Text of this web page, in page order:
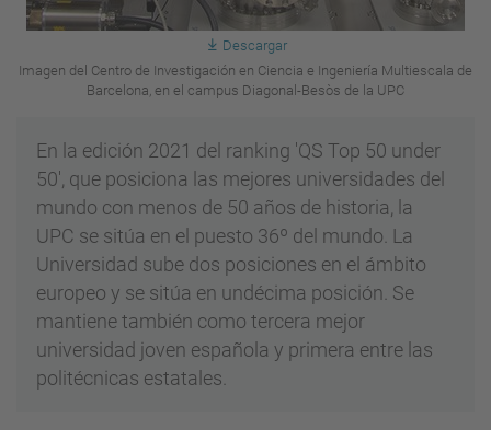
Descargar
Imagen del Centro de Investigación en Ciencia e Ingeniería Multiescala de
Barcelona, en el campus Diagonal-Besòs de la UPC
En la edición 2021 del ranking 'QS Top 50 under
50', que posiciona las mejores universidades del
mundo con menos de 50 años de historia, la
UPC se sitúa en el puesto 36º del mundo. La
Universidad sube dos posiciones en el ámbito
europeo y se sitúa en undécima posición. Se
mantiene también como tercera mejor
universidad joven española y primera entre las
politécnicas estatales.